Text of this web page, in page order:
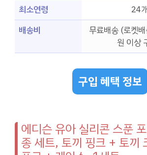
최소연령
24
배송비
무료배송 (로켓
원 이상
구입 혜택 정보
에디슨 유아 실리콘 스푼
종 세트, 토끼 핑크 + 토끼